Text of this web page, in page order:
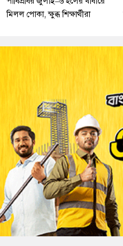
মিলল পোকা, ক্ষুব্ধ শিক্ষার্থীরা